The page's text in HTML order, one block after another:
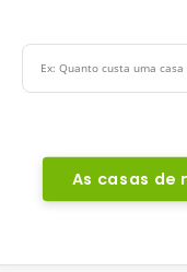
As casas de